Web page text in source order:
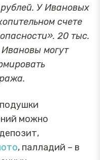
У Ивановых
счете
20 тыс.
могут
можно
, палладий – в